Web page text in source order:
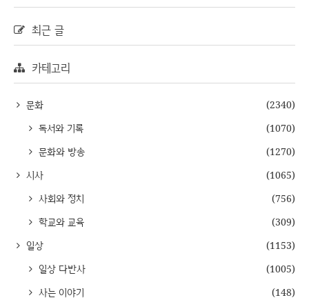
최근 글
카테고리
문화
(2340)
독서와 기록
(1070)
문화와 방송
(1270)
시사
(1065)
사회와 정치
(756)
학교와 교육
(309)
일상
(1153)
일상 다반사
(1005)
사는 이야기
(148)